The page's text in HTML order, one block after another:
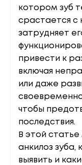
котором зуб
срастается с
затрудняет
привести к
включая
или даже
чтобы
последствия.
В этой
анкилоз зуба,
выявить и